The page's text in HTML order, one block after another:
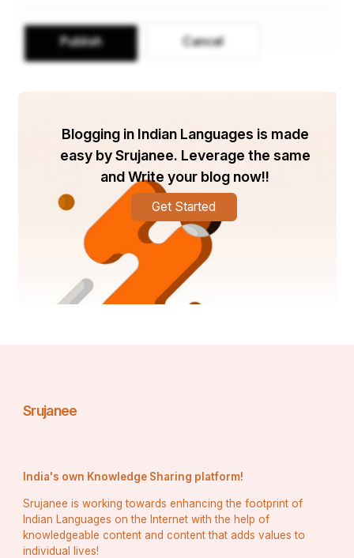
Publish Cancel
Blogging in Indian Languages is made
easy by Srujanee. Leverage the same
and Write your blog now!!
Get Started
Srujanee
India's own Knowledge Sharing platform!
Srujanee is working towards enhancing the footprint of
Indian Languages on the Internet with the help of
knowledgeable content and content that adds values to
individual lives!